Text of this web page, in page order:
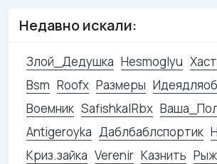
Недавно искали:
Злой_Дедушка Hesmoglyu
Bsm Roofx Размеры
Воемник Safishka|Rbx
Antigeroyka Даблбаблспортик
Криз.зайка Verenir Казнить